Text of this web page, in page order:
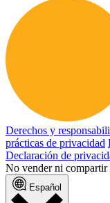
Derechos y
prácticas de privacidad
Declaración de
No vender ni
Español